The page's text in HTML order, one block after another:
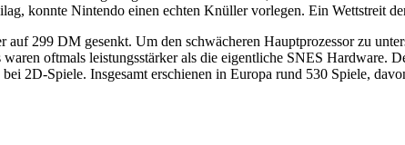
konnte Nintendo einen echten Knüller vorlegen. Ein Wettstreit
299 DM gesenkt. Um den schwächeren Hauptprozessor zu
oftmals leistungsstärker als die eigentliche SNES Hardware.
2D-Spiele. Insgesamt erschienen in Europa rund 530 Spiele,